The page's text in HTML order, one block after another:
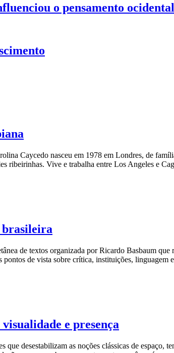
o pensamento ocidental
Caycedo nasceu em 1978 em Londres, de
ribeirinhas. Vive e trabalha entre Los Angeles e
brasileira
de textos organizada por Ricardo Basbaum
de vista sobre crítica, instituições,
e presença
que desestabilizam as noções clássicas de